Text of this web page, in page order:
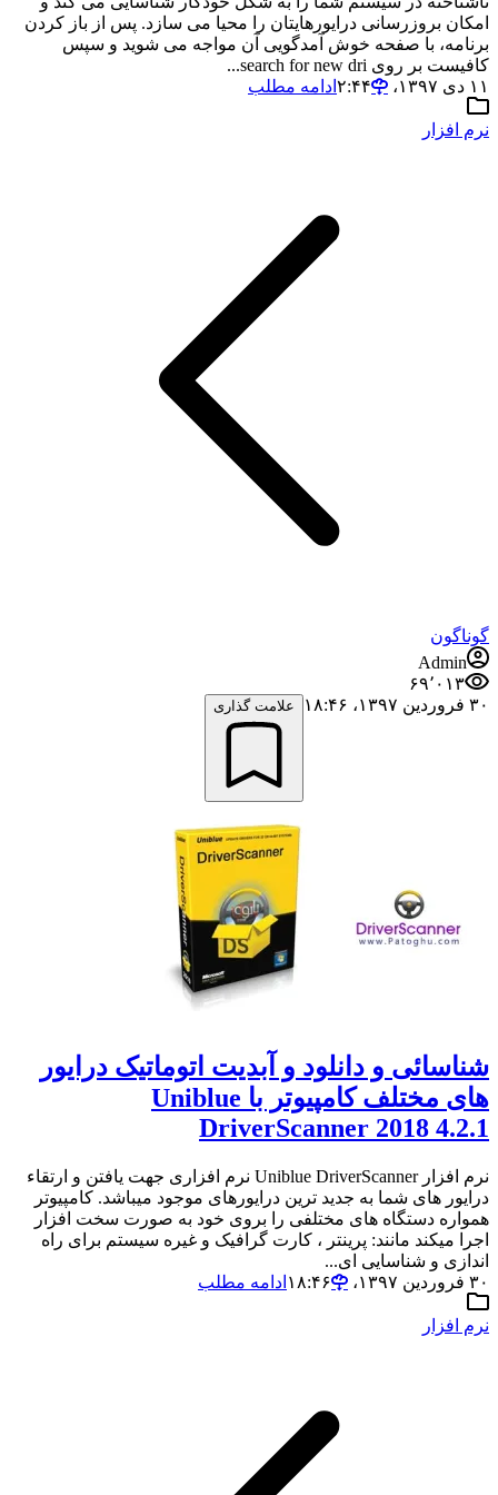
امکان بروزرسانی درایورهایتان را محیا می سازد. پس از باز کردن
برنامه، با صفحه خوش آمدگویی آن مواجه می شوید و سپس
کافیست بر روی search for new dri...
۱۱ دی ۱۳۹۷،‏ ۲:۴۴
ادامه مطلب
نرم افزار
گوناگون
Admin
۶۹٬۰۱۳
۳۰ فروردین ۱۳۹۷،‏ ۱۸:۴۶
علامت گذاری
شناسائی و دانلود و آبدیت اتوماتیک درایور
های مختلف کامپیوتر با Uniblue
DriverScanner 2018 4.2.1
نرم افزار Uniblue DriverScanner نرم افزاری جهت یافتن و ارتقاء
درایور های شما به جدید ترین درایورهای موجود میباشد. کامپیوتر
همواره دستگاه های مختلفی را بروی خود به صورت سخت افزار
اجرا میکند مانند: پرینتر ، کارت گرافیک و غیره سیستم برای راه
اندازی و شناسایی ای...
۳۰ فروردین ۱۳۹۷،‏ ۱۸:۴۶
ادامه مطلب
نرم افزار